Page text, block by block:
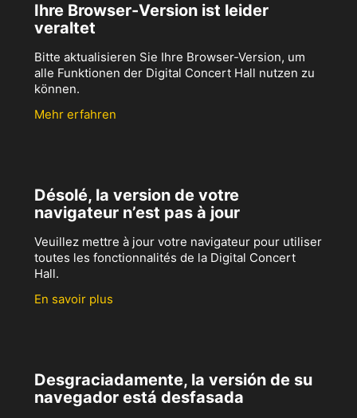
Ihre Browser-Version ist leider
veraltet
Bitte aktualisieren Sie Ihre Browser-Version, um
alle Funktionen der Digital Concert Hall nutzen zu
können.
Mehr erfahren
Désolé, la version de votre
navigateur n’est pas à jour
Veuillez mettre à jour votre navigateur pour utiliser
toutes les fonctionnalités de la Digital Concert
Hall.
En savoir plus
Desgraciadamente, la versión de su
navegador está desfasada